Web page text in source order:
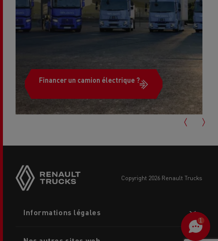
Financer un camion électrique ?
buttons
copyright 2026 Renault Trucks
menu
Informations légales
1